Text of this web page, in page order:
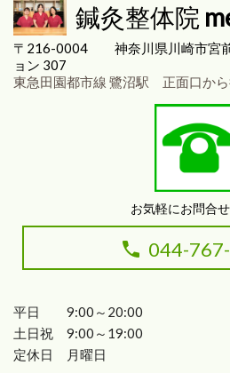
鍼灸整体院
〒216-0004 神奈川県川崎市宮
ョン 307
東急田園都市線 鷺沼駅 正面口か
お気軽にお問合
044-
平日 9:00～20:00
土日祝 9:00～19:00
定休日 月曜日